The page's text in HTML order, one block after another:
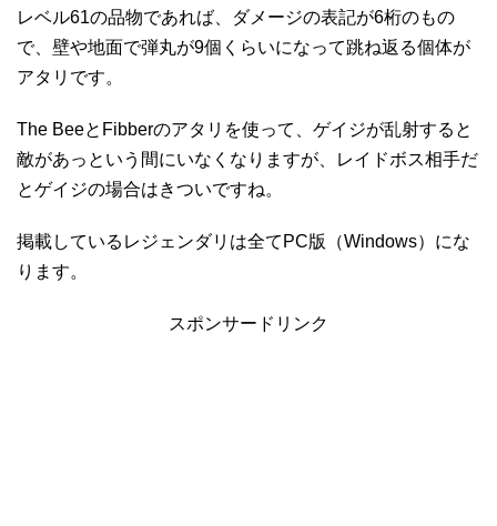
レベル61の品物であれば、ダメージの表記が6桁のもの
で、壁や地面で弾丸が9個くらいになって跳ね返る個体が
アタリです。
The BeeとFibberのアタリを使って、ゲイジが乱射すると
敵があっという間にいなくなりますが、レイドボス相手だ
とゲイジの場合はきついですね。
掲載しているレジェンダリは全てPC版（Windows）にな
ります。
スポンサードリンク